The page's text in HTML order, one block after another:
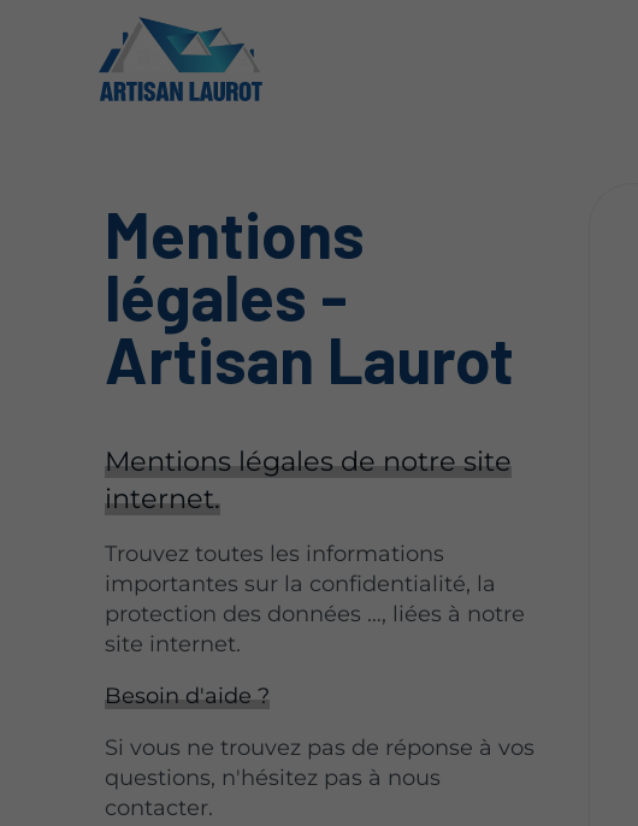
Mentions
légales -
Artisan Laurot
Mentions légales de notre site
internet.
Trouvez toutes les informations
importantes sur la confidentialité, la
protection des données …, liées à notre
site internet.
Besoin d'aide ?
Si vous ne trouvez pas de réponse à vos
questions, n'hésitez pas à nous
contacter.